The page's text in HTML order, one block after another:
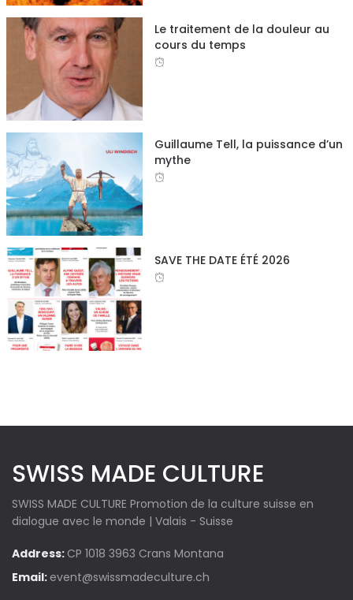
Le traitement de la douleur au
cours du temps
Guillaume Tell, la puissance d’un
mythe
SAVE THE DATE ÉTÉ 2026
SWISS MADE CULTURE
SWISS MADE CULTURE Promotion de la culture suisse en
dialogue avec le monde | Valais - Suisse
Address: CP 1018 3963 Crans Montana
Email: event@swissmadeculture.ch